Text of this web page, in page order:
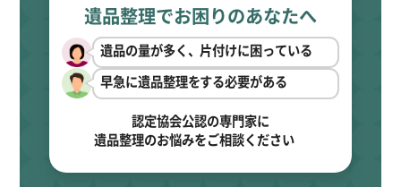
遺品整理でお困りのあなたへ
遺品の量が多く、片付けに困っている
早急に遺品整理をする必要がある
認定協会公認の専門家に
遺品整理のお悩みをご相談ください